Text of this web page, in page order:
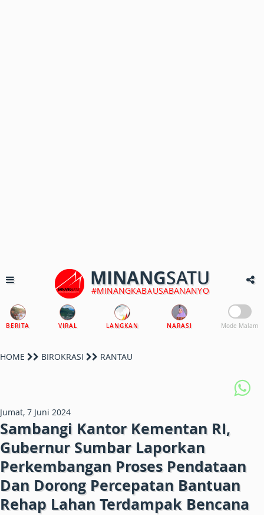
MINANGSATU
#MINANGKABAUSABANANYO
BERITA VIRAL LANGKAN NARASI Mode Malam
HOME BIROKRASI RANTAU
Jumat, 7 Juni 2024
Sambangi Kantor Kementan RI,
Gubernur Sumbar Laporkan
Perkembangan Proses Pendataan
Dan Dorong Percepatan Bantuan
Rehap Lahan Terdampak Bencana